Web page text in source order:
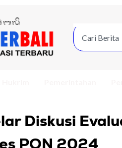
Diskusi
PON 2024